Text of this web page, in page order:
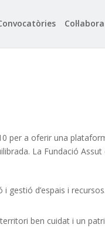
Col·labora
per a oferir una
La Fundació
gestió d’espais i recursos.
ben cuidat i un